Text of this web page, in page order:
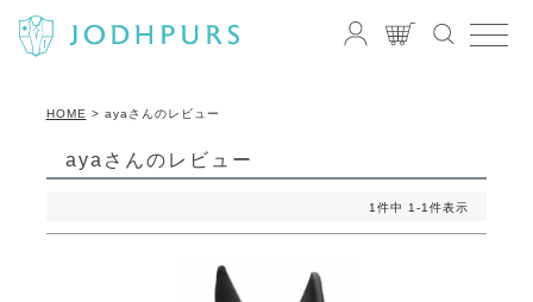
HOME ayaさんのレビュー
ayaさんのレビュー
1件中 1-1件表示